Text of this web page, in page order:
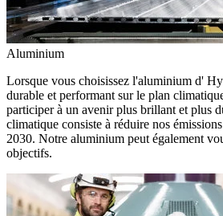
Aluminium
Lorsque vous choisissez l'aluminium d'
durable et performant sur le plan
participer à un avenir plus brillant et plus
climatique consiste à réduire nos
2030. Notre aluminium peut également
objectifs.